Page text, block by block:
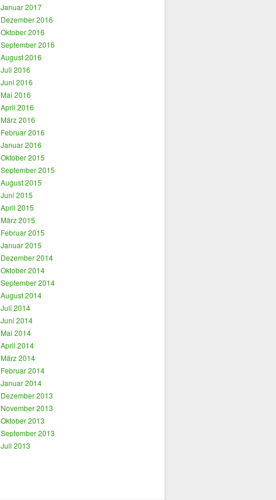
Januar 2017
Dezember 2016
Oktober 2016
September 2016
August 2016
Juli 2016
Juni 2016
Mai 2016
April 2016
März 2016
Februar 2016
Januar 2016
Oktober 2015
September 2015
August 2015
Juni 2015
April 2015
März 2015
Februar 2015
Januar 2015
Dezember 2014
Oktober 2014
September 2014
August 2014
Juli 2014
Juni 2014
Mai 2014
April 2014
März 2014
Februar 2014
Januar 2014
Dezember 2013
November 2013
Oktober 2013
September 2013
Juli 2013